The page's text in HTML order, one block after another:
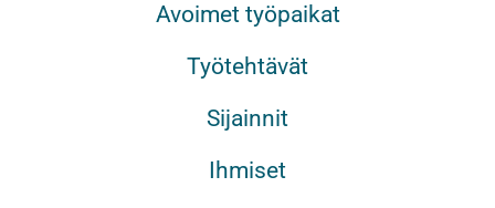
Avoimet työpaikat
Työtehtävät
Sijainnit
Ihmiset